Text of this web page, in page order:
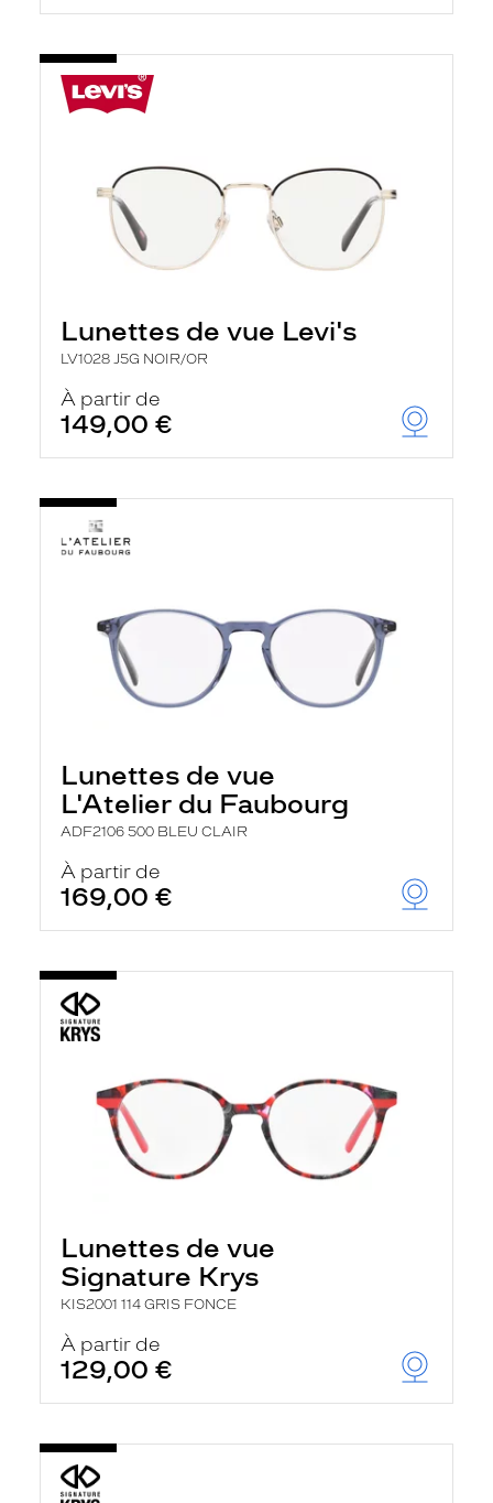
Lunettes de vue Levi's
LV1028 J5G NOIR/OR
À partir de
149,00 €
Lunettes de vue
L'Atelier du Faubourg
ADF2106 500 BLEU CLAIR
À partir de
169,00 €
Lunettes de vue
Signature Krys
KIS2001 114 GRIS FONCE
À partir de
129,00 €